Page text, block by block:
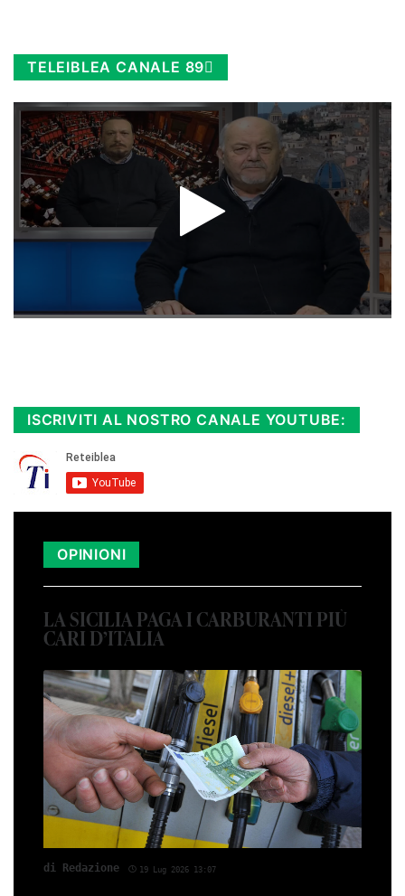
TELEIBLEA CANALE 89
ISCRIVITI AL NOSTRO CANALE YOUTUBE:
OPINIONI
LA SICILIA PAGA I CARBURANTI PIÙ
CARI D’ITALIA
di Red­azio­ne 19 Lug 2026 13:07